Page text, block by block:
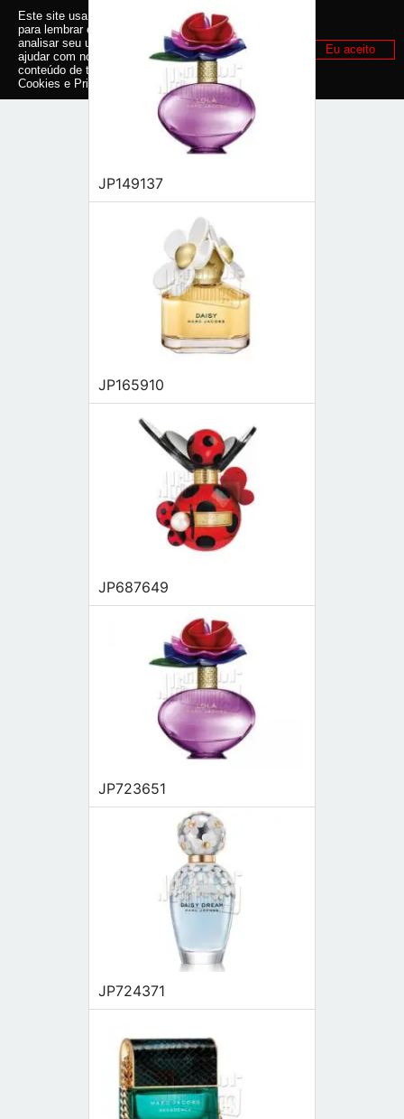
JP149137
JP165910
JP687649
JP723651
JP724371
Este site usa cookies e outras tecnologias similares
para lembrar e entender como você usa nosso site,
analisar seu uso de nossos produtos e serviços,
ajudar com nossos esforços de marketing e fornecer
conteúdo de terceiros. Leia mais em
Política de
Cookies e Privacidade
Eu aceito